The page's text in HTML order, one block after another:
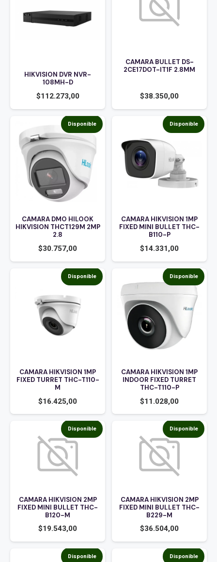
HIKVISION DVR NVR-
108MH-D
$112.273,00
CAMARA BULLET DS-
2CE17DOT-IT1F 2.8MM
$38.350,00
Disponible
CAMARA DMO HILOOK
HIKVISION THCT129M 2MP
2.8
$30.757,00
Disponible
CAMARA HIKVISION 1MP
FIXED MINI BULLET THC-
B110-P
$14.331,00
Disponible
CAMARA HIKVISION 1MP
FIXED TURRET THC-T110-
M
$16.425,00
Disponible
CAMARA HIKVISION 1MP
INDOOR FIXED TURRET
THC-T110-P
$11.028,00
Disponible
CAMARA HIKVISION 2MP
FIXED MINI BULLET THC-
B120-M
$19.543,00
Disponible
CAMARA HIKVISION 2MP
FIXED MINI BULLET THC-
B229-M
$36.504,00
Disponible Disponible